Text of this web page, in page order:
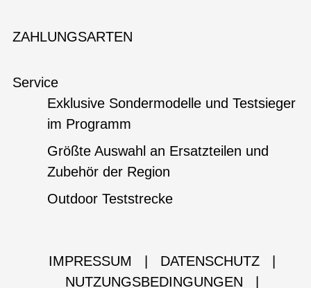
ZAHLUNGSARTEN
Service
Exklusive Sondermodelle und Testsieger
im Programm
Größte Auswahl an Ersatzteilen und
Zubehör der Region
Outdoor Teststrecke
IMPRESSUM DATENSCHUTZ
NUTZUNGSBEDINGUNGEN